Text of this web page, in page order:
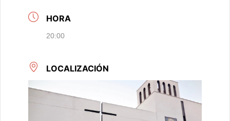
HORA
20:00
LOCALIZACIÓN